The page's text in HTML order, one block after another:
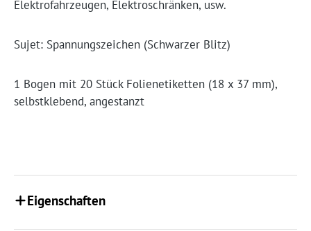
Elektrofahrzeugen, Elektroschränken, usw.
Sujet: Spannungszeichen (Schwarzer Blitz)
1 Bogen mit 20 Stück Folienetiketten (18 x 37 mm),
selbstklebend, angestanzt
Eigenschaften